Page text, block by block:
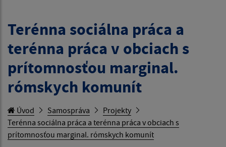
Terénna sociálna práca a
terénna práca v obciach s
prítomnosťou marginal.
rómskych komunít
Úvod Samospráva
Projekty
Terénna sociálna práca a terénna práca v obciach s
prítomnosťou marginal. rómskych komunít